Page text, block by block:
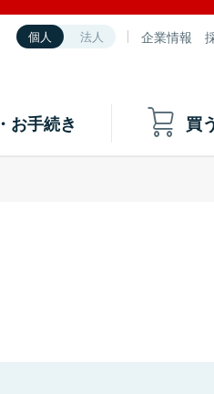
個人 法人 企業情報
お手続き 買う